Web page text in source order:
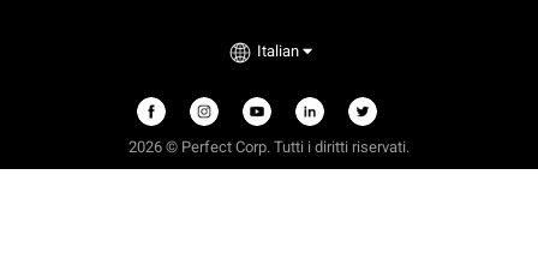
Italian
2026 © Perfect Corp. Tutti i diritti riservati.